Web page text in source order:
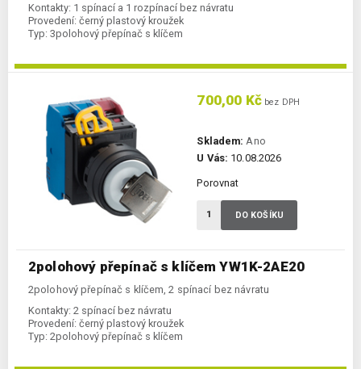
Kontakty: 1 spínací a 1 rozpínací bez návratu
Provedení: černý plastový kroužek
Typ: 3polohový přepínač s klíčem
2polohový přepínač s klíčem YW1K-2AE20
2polohový přepínač s klíčem, 2 spínací bez návratu
Kontakty: 2 spínací bez návratu
Provedení: černý plastový kroužek
Typ: 2polohový přepínač s klíčem
700,00 Kč bez DPH
Skladem: Ano
U Vás: 10.08.2026
Porovnat
DO KOŠÍKU